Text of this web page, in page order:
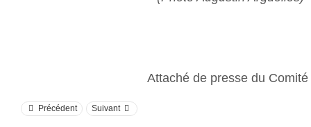
Attaché de presse du
Précédent Suivant